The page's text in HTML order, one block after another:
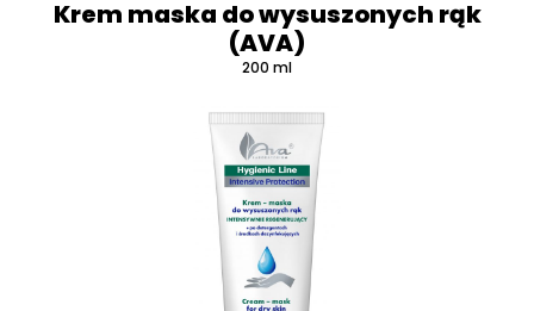
Krem maska do wysuszonych rąk
(AVA)
200 ml